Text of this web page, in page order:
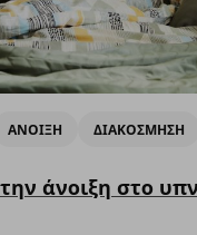
ΑΝΟΙΞΗ ΔΙΑΚΟΣΜΗΣΗ
άνοιξη στο